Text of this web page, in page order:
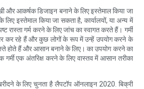
और आकर्षक डिजाइन बनाने के लिए इस्तेमाल किया जा
इस्तेमाल किया जा सकता है, कार्यालयों, या अन्य में
रास्ता गर्म करने के लिए जांच का स्वागत करते हैं। गर्मी
रहे हैं और कुछ लोगों के रूप में उन्हें उपयोग करने के
होते हैं और आसान बनाने के लिए। का उपयोग करने का
गर्मी एक अंतरिक्ष करने के लिए वास्तव में आसान तरीका
के लिए चुनता है लैपटॉप ऑनलाइन 2020. बिक्री